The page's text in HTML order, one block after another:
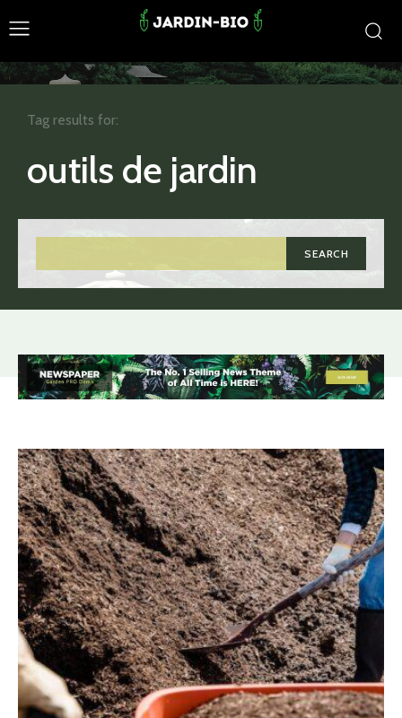
outils de jardin
SEARCH
Tag results for: